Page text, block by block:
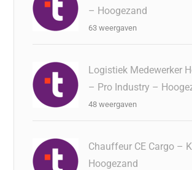
– Hoogezand
63 weergaven
Logistiek Medewerker
– Pro Industry –
48 weergaven
Chauffeur CE Cargo –
Hoogezand